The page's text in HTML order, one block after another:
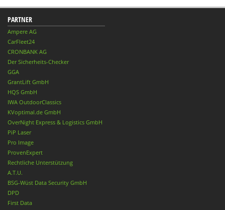
PARTNER
Ampere AG
CarFleet24
CRONBANK AG
Der Sicherheits-Checker
GGA
GrantLift GmbH
HQS GmbH
IWA OutdoorClassics
KVoptimal.de GmbH
OverNight Express & Logistics GmbH
PiP Laser
Pro Image
ProvenExpert
Rechtliche Unterstützung
A.T.U.
BSG-Wüst Data Security GmbH
DPD
First Data